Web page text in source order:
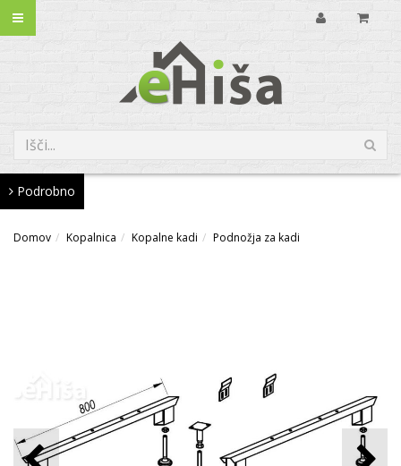
Podrobno
Domov Kopalnica Kopalne kadi Podnožja za kadi